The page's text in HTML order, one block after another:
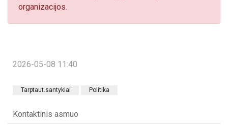
organizacijos.
2026-05-08 11:40
Tarptaut.santykiai Politika
Kontaktinis asmuo